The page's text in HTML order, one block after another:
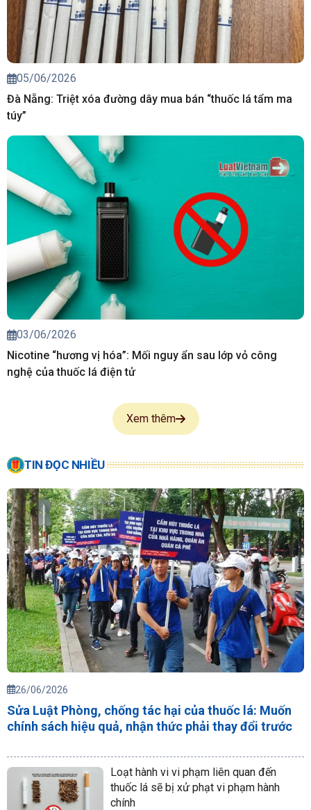
05/06/2026
Đà Nẵng: Triệt xóa đường dây mua bán “thuốc lá tẩm ma
túy”
03/06/2026
Nicotine “hương vị hóa”: Mối nguy ẩn sau lớp vỏ công
nghệ của thuốc lá điện tử
Xem thêm
TIN ĐỌC NHIỀU
26/06/2026
Sửa Luật Phòng, chống tác hại của thuốc lá: Muốn
chính sách hiệu quả, nhận thức phải thay đổi trước
Loạt hành vi vi phạm liên quan đến
thuốc lá sẽ bị xử phạt vi phạm hành
chính